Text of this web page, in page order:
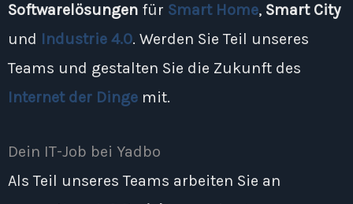
Softwarelösungen für Smart Home, Smart City
und Industrie 4.0. Werden Sie Teil unseres
Teams und gestalten Sie die Zukunft des
Internet der Dinge mit.
Dein IT-Job bei Yadbo
Als Teil unseres Teams arbeiten Sie an